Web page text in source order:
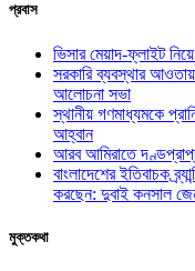
প্রবাস
ভিসার মেয়াদ-ফ্লাইট
সরকারি ব্যবস্থার
আলোচনা সভা
স্থানীয় গণমাধ্যমকে
আহ্বান
আরব আমিরাতে
বাংলাদেশের ইতিবাচক
করছেন: দুবাই কনসাল
মুক্তকথা